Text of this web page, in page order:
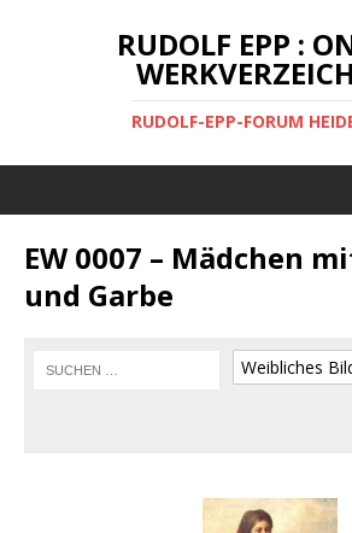
RUDOLF EPP :
RUDOLF-EPP-FORUM
EW 0007 – Mädchen
und Garbe